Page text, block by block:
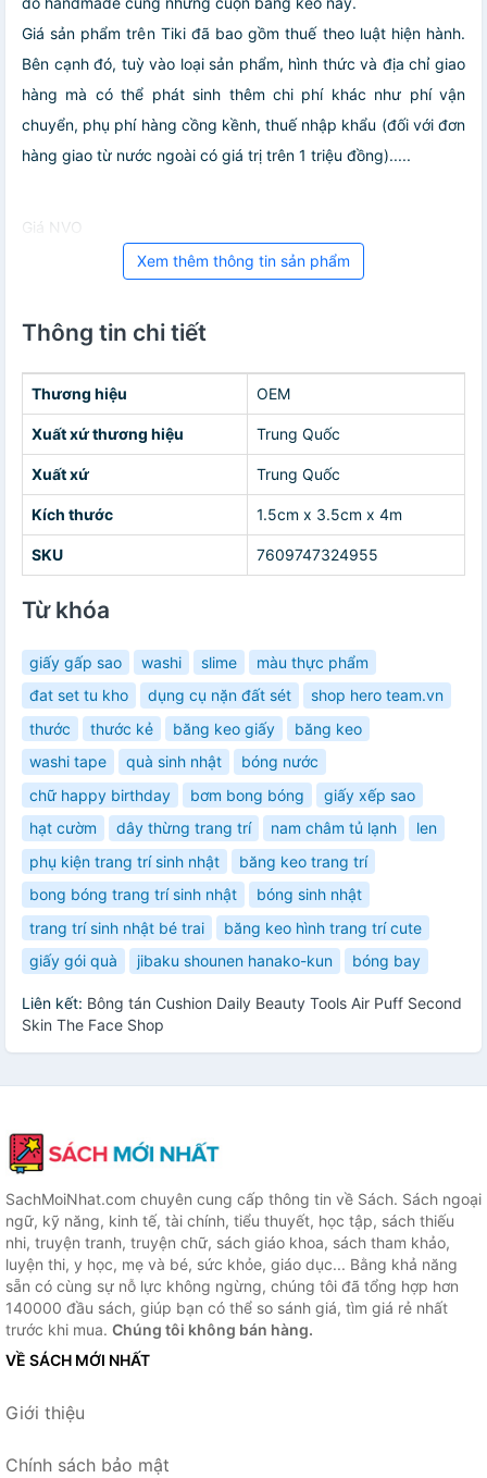
Giá sản phẩm trên Tiki đã bao gồm thuế theo luật hiện hành.
Bên cạnh đó, tuỳ vào loại sản phẩm, hình thức và địa chỉ giao
hàng mà có thể phát sinh thêm chi phí khác như phí vận
chuyển, phụ phí hàng cồng kềnh, thuế nhập khẩu (đối với đơn
hàng giao từ nước ngoài có giá trị trên 1 triệu đồng).....
Giá NVO
Xem thêm thông tin sản phẩm
Thông tin chi tiết
Thương hiệu OEM
Xuất xứ thương hiệu Trung Quốc
Xuất xứ Trung Quốc
Kích thước 1.5cm x 3.5cm x 4m
SKU 7609747324955
Từ khóa
giấy gấp sao washi slime
màu thực phẩm
đat set tu kho
dụng cụ nặn đất sét
shop hero team.vn
thước
thước kẻ băng keo giấy
băng keo
washi tape
quà sinh nhật
bóng nước
chữ happy birthday
bơm bong bóng
giấy xếp sao
hạt cườm
dây thừng trang trí nam châm tủ lạnh
len
phụ kiện trang trí sinh nhật
băng keo trang trí
bong bóng trang trí sinh nhật
bóng sinh nhật
trang trí sinh nhật bé trai
băng keo hình trang trí cute
giấy gói quà
jibaku shounen hanako-kun bóng bay
Liên kết: Bông tán Cushion Daily Beauty Tools Air Puff Second
Skin The Face Shop
SachMoiNhat.com chuyên cung cấp thông tin về Sách. Sách ngoại
ngữ, kỹ năng, kinh tế, tài chính, tiểu thuyết, học tập, sách thiếu
nhi, truyện tranh, truyện chữ, sách giáo khoa, sách tham khảo,
luyện thi, y học, mẹ và bé, sức khỏe, giáo dục... Bằng khả năng
sẵn có cùng sự nỗ lực không ngừng, chúng tôi đã tổng hợp hơn
140000 đầu sách, giúp bạn có thể so sánh giá, tìm giá rẻ nhất
trước khi mua. Chúng tôi không bán hàng.
VỀ SÁCH MỚI NHẤT
Giới thiệu
Chính sách bảo mật